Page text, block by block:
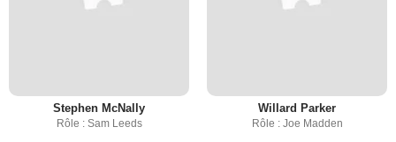
Stephen McNally
Rôle : Sam Leeds
Willard Parker
Rôle : Joe Madden